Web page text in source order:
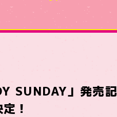
SUNDAY」発売
！